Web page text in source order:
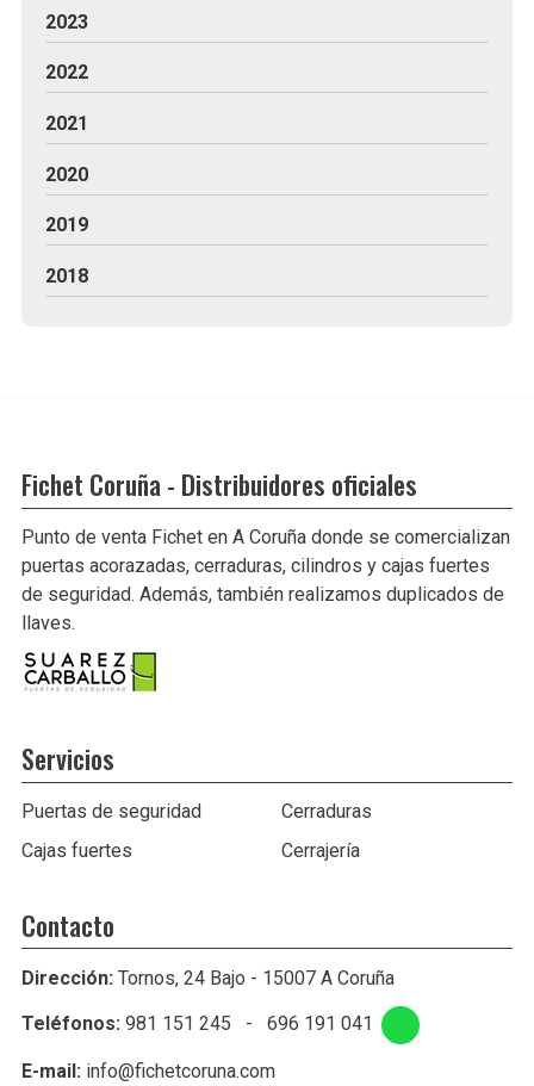
2023
2022
2021
2020
2019
2018
Fichet Coruña - Distribuidores oficiales
Punto de venta Fichet en A Coruña donde se comercializan
puertas acorazadas, cerraduras, cilindros y cajas fuertes
de seguridad. Además, también realizamos duplicados de
llaves.
Servicios
Puertas de seguridad
Cerraduras
Cajas fuertes
Cerrajería
Contacto
Dirección: Tornos, 24 Bajo - 15007 A Coruña
Teléfonos: 981 151 245 - 696 191 041
E-mail: info@fichetcoruna.com